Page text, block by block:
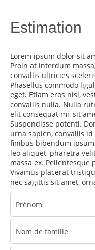
Estimation
Lorem ipsum dolor sit
Proin at interdum
convallis ultricies
Phasellus commodo
eget. Etiam eros nisi,
convallis nulla. Nulla
elit consequat mi, sit
Suspendisse potenti.
urna sapien, convallis
finibus bibendum
leo aliquet, pharetra
massa ex.
Vivamus placerat
nec sagittis sit amet,